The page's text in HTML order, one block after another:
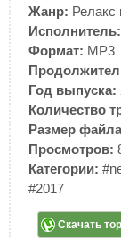
Жанр: Релакс
Исполнитель:
Формат: MP3
Год выпуска:
Количество
Размер
Просмотров:
Категории:
#2017
Скачать